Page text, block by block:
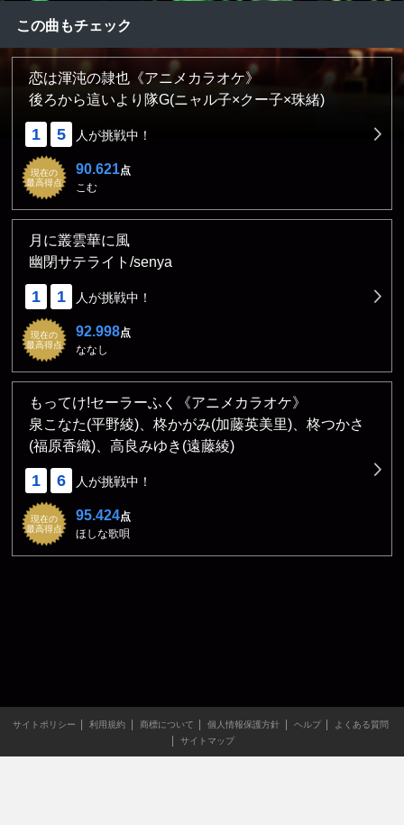
この曲もチェック
恋は渾沌の隷也《アニメカラオケ》
後ろから這いより隊G(ニャル子×クー子×珠緒)
1 5 人が挑戦中！
現在の
最高得点
90.621点
こむ
月に叢雲華に風
幽閉サテライト/senya
1 1 人が挑戦中！
現在の
最高得点
92.998点
ななし
もってけ!セーラーふく《アニメカラオケ》
泉こなた(平野綾)、柊かがみ(加藤英美里)、柊つかさ
(福原香織)、高良みゆき(遠藤綾)
1 6 人が挑戦中！
現在の
最高得点
95.424点
ほしな歌唄
サイトポリシー 利用規約 商標について 個人情報保護方針 ヘルプ
よくある質問
サイトマップ